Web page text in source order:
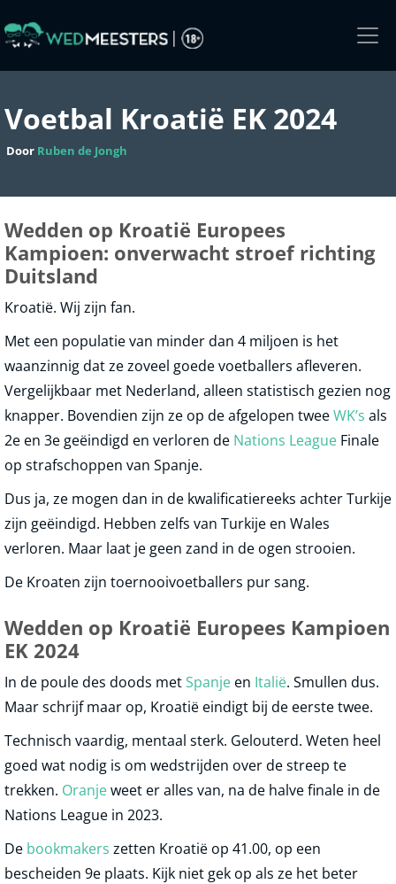
to
Voetbal Kroatië EK 2024
Door Ruben de Jongh
Wedden op Kroatië Europees
Kampioen: onverwacht stroef richting
Duitsland
Kroatië. Wij zijn fan.
Met een populatie van minder dan 4 miljoen is het
waanzinnig dat ze zoveel goede voetballers afleveren.
Vergelijkbaar met Nederland, alleen statistisch gezien nog
knapper. Bovendien zijn ze op de afgelopen tweeWK’s als
2e en 3e geëindigd en verloren de Nations League Finale
op strafschoppen van Spanje.
Dus ja, ze mogen dan in de kwalificatiereeks achter Turkije
zijn geëindigd. Hebben zelfs van Turkije en Wales
verloren. Maar laat je geen zand in de ogen strooien.
De Kroaten zijn toernooivoetballers pur sang.
Wedden op Kroatië Europees Kampioen
EK 2024
In de poule des doods metSpanje en Italië. Smullen dus.
Maar schrijf maar op, Kroatië eindigt bij de eerste twee.
Technisch vaardig, mentaal sterk. Gelouterd. Weten heel
goed wat nodig is om wedstrijden over de streep te
trekken. Oranjeweet er alles van, na de halve finale in de
Nations League in 2023.
De bookmakers zetten Kroatië op 41.00, op een
bescheiden 9e plaats. Kijk niet gek op als ze het beter